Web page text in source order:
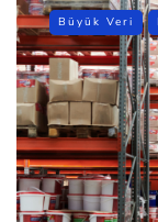
Büyük Veri